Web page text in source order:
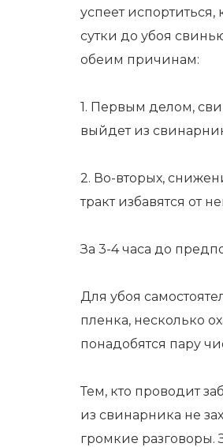
успеет
сутки до убоя
обеим причинам:
1. Первым делом,
выйдет из
2. Во-вторых,
тракт избавятся от
За 3-4 часа до
Для убоя
пленка, несколько
понадобятся пару
Тем, кто проводит
из свинарника не
громкие разговоры.